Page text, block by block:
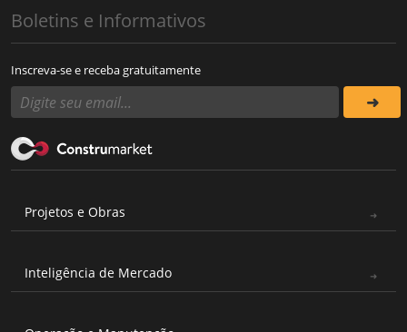
Boletins e Informativos
Inscreva-se e receba gratuitamente
Projetos e Obras
Inteligência de Mercado